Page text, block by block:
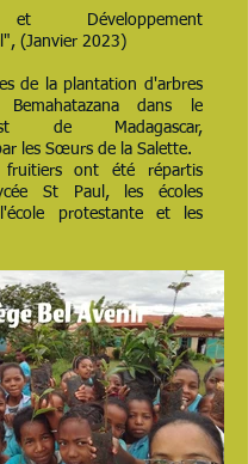
Développement
(Janvier 2023)
de la plantation d'arbres
dans le
de Madagascar,
les Sœurs de la Salette.
fruitiers ont été répartis
St Paul, les écoles
protestante et les